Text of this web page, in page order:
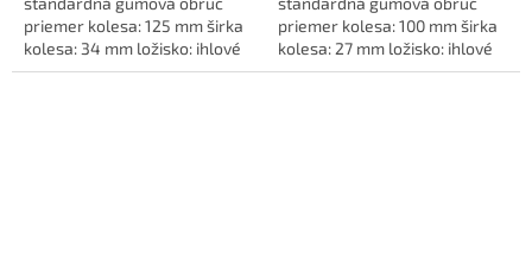
priemer kolesa: 125 mm širka
kolesa: 34 mm ložisko: ihlové
vyloženie: 35 mm rozteč...
priemer kolesa: 100 mm širka
kolesa: 27 mm ložisko: ihlové
vyloženie: 37 mm rozteč...